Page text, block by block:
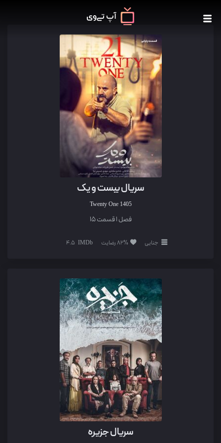
سریال بیست و یک
Twenty One 1405
فصل 1 قسمت 15
جنایی 82% رضایت
سریال جزیره